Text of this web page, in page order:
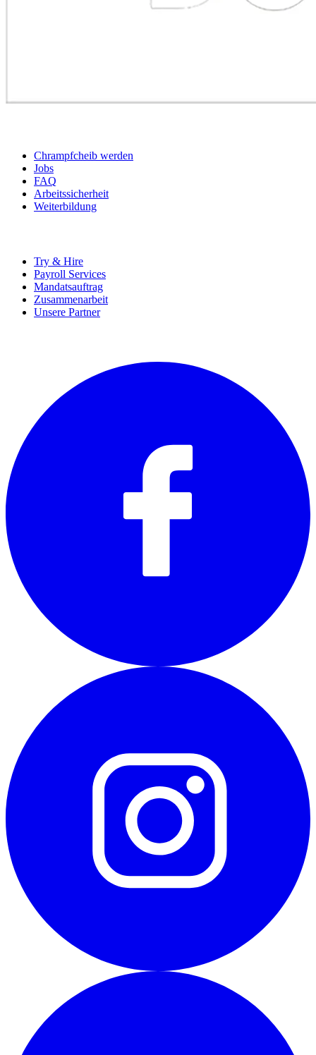
Chrampfcheib werden
Jobs
FAQ
Arbeitssicherheit
Weiterbildung
Try & Hire
Payroll Services
Mandatsauftrag
Zusammenarbeit
Unsere Partner